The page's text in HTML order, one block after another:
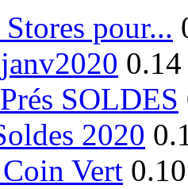
pour...
SOLDES
2020
Vert